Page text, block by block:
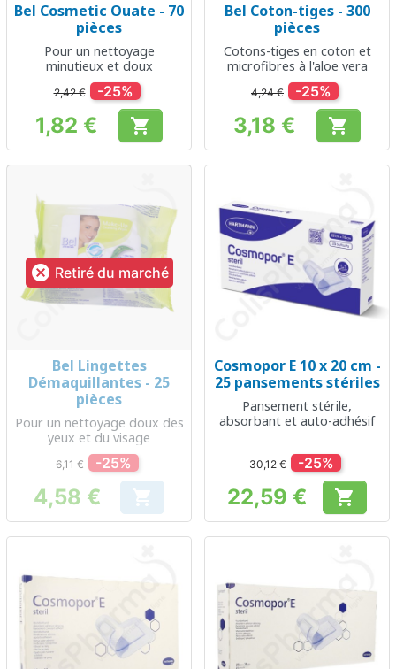
Bel Cosmetic Ouate - 70
pièces
Pour un nettoyage
minutieux et doux
2,42 € -25%
Prix
1,82 € 
Bel Coton-tiges - 300
pièces
Cotons-tiges en coton et
microfibres à l'aloe vera
4,24 € -25%
Prix
3,18 € 
 Retiré du marché
Bel Lingettes
Démaquillantes - 25
pièces
Pour un nettoyage doux des
yeux et du visage
6,11 € -25%
Prix
4,58 € 
Cosmopor E 10 x 20 cm -
25 pansements stériles
Pansement stérile,
absorbant et auto-adhésif
30,12 € -25%
Prix
22,59 € 